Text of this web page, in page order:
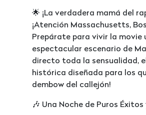
🌟 ¡La verdadera mamá del
¡Atención Massachusetts,
Prepárate para vivir la movie
espectacular escenario de
directo toda la sensualidad,
histórica diseñada para los
dembow del callejón!
🎶 Una Noche de Puros